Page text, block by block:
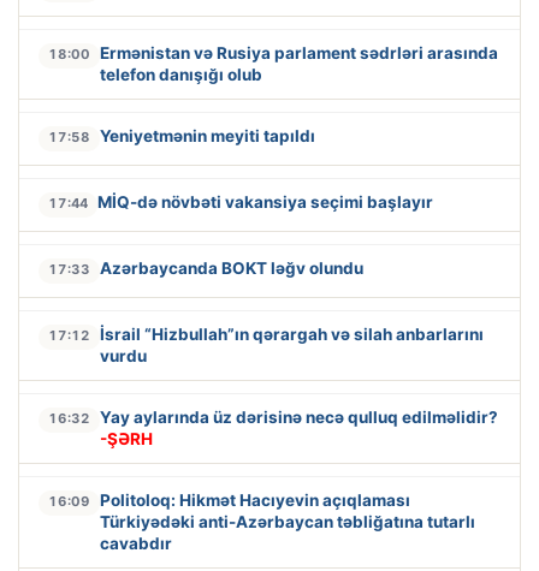
18:00
Ermənistan və Rusiya parlament sədrləri arasında
telefon danışığı olub
17:58 Yeniyetmənin meyiti tapıldı
17:44 MİQ-də növbəti vakansiya seçimi başlayır
17:33 Azərbaycanda BOKT ləğv olundu
17:12
İsrail “Hizbullah”ın qərargah və silah anbarlarını
vurdu
16:32
Yay aylarında üz dərisinə necə qulluq edilməlidir?
-ŞƏRH
16:09
Politoloq: Hikmət Hacıyevin açıqlaması
Türkiyədəki anti-Azərbaycan təbliğatına tutarlı
cavabdır